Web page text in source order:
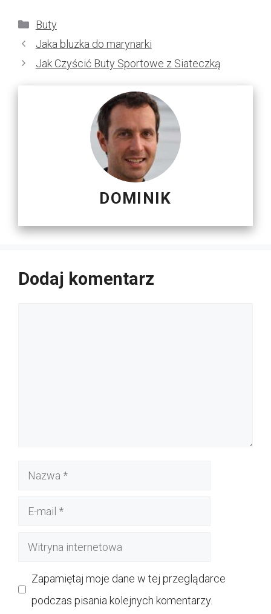
Kategorie
Buty
Jaka bluzka do marynarki
Jak Czyścić Buty Sportowe z Siateczką
DOMINIK
Dodaj komentarz
Nazwa
Witryna
Zapamiętaj moje dane w tej przeglądarce
podczas pisania kolejnych komentarzy.